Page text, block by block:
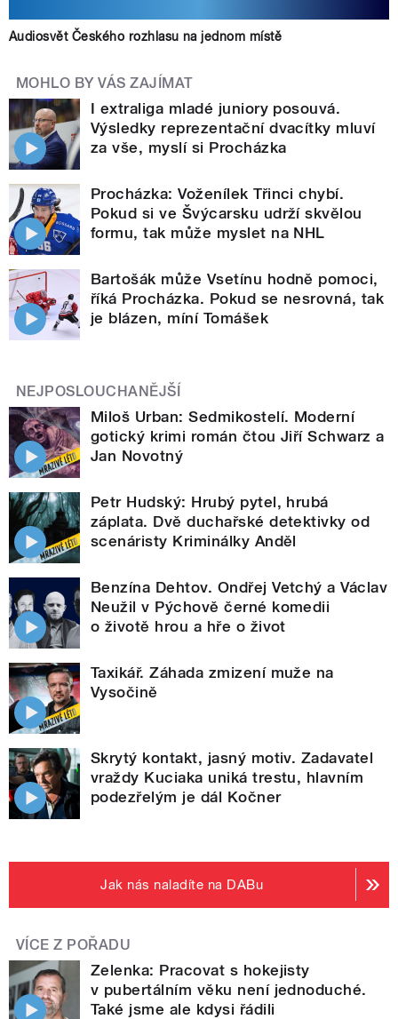
Audiosvět Českého rozhlasu na jednom místě
MOHLO BY VÁS ZAJÍMAT
I extraliga mladé juniory posouvá.
Výsledky reprezentační dvacítky mluví
za vše, myslí si Procházka
Procházka: Voženílek Třinci chybí.
Pokud si ve Švýcarsku udrží skvělou
formu, tak může myslet na NHL
Bartošák může Vsetínu hodně pomoci,
říká Procházka. Pokud se nesrovná, tak
je blázen, míní Tomášek
NEJPOSLOUCHANĚJŠÍ
Miloš Urban: Sedmikostelí. Moderní
gotický krimi román čtou Jiří Schwarz a
Jan Novotný
Petr Hudský: Hrubý pytel, hrubá
záplata. Dvě duchařské detektivky od
scenáristy Kriminálky Anděl
Benzína Dehtov. Ondřej Vetchý a Václav
Neužil v Pýchově černé komedii
o životě hrou a hře o život
Taxikář. Záhada zmizení muže na
Vysočině
Skrytý kontakt, jasný motiv. Zadavatel
vraždy Kuciaka uniká trestu, hlavním
podezřelým je dál Kočner
Jak nás naladíte na DABu
VÍCE Z POŘADU
Zelenka: Pracovat s hokejisty
v pubertálním věku není jednoduché.
Také jsme ale kdysi řádili